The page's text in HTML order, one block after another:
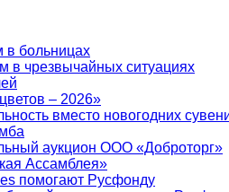
в больницах
в чрезвычайных ситуациях
– 2026»
вместо новогодних
аукцион ООО «Доброторг»
Ассамблея»
помогают Русфонду